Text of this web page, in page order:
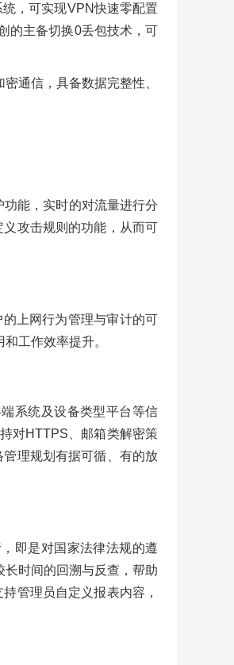
，可实现VPN快速零配置
的主备切换0丢包技术，可
通信，具备数据完整性、
能，实时的对流量进行分
攻击规则的功能，从而可
上网行为管理与审计的可
工作效率提升。
系统及设备类型平台等信
对HTTPS、邮箱类解密策
理规划有据可循、有的放
即是对国家法律法规的遵
时间的回溯与反查，帮助
管理员自定义报表内容，